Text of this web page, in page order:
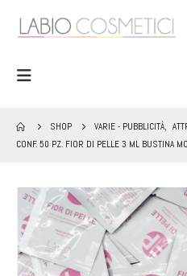
SHOP VARIE - PUBBLICITÀ
CONF. 50 PZ. FIOR DI PELLE 3 ML BUSTINA